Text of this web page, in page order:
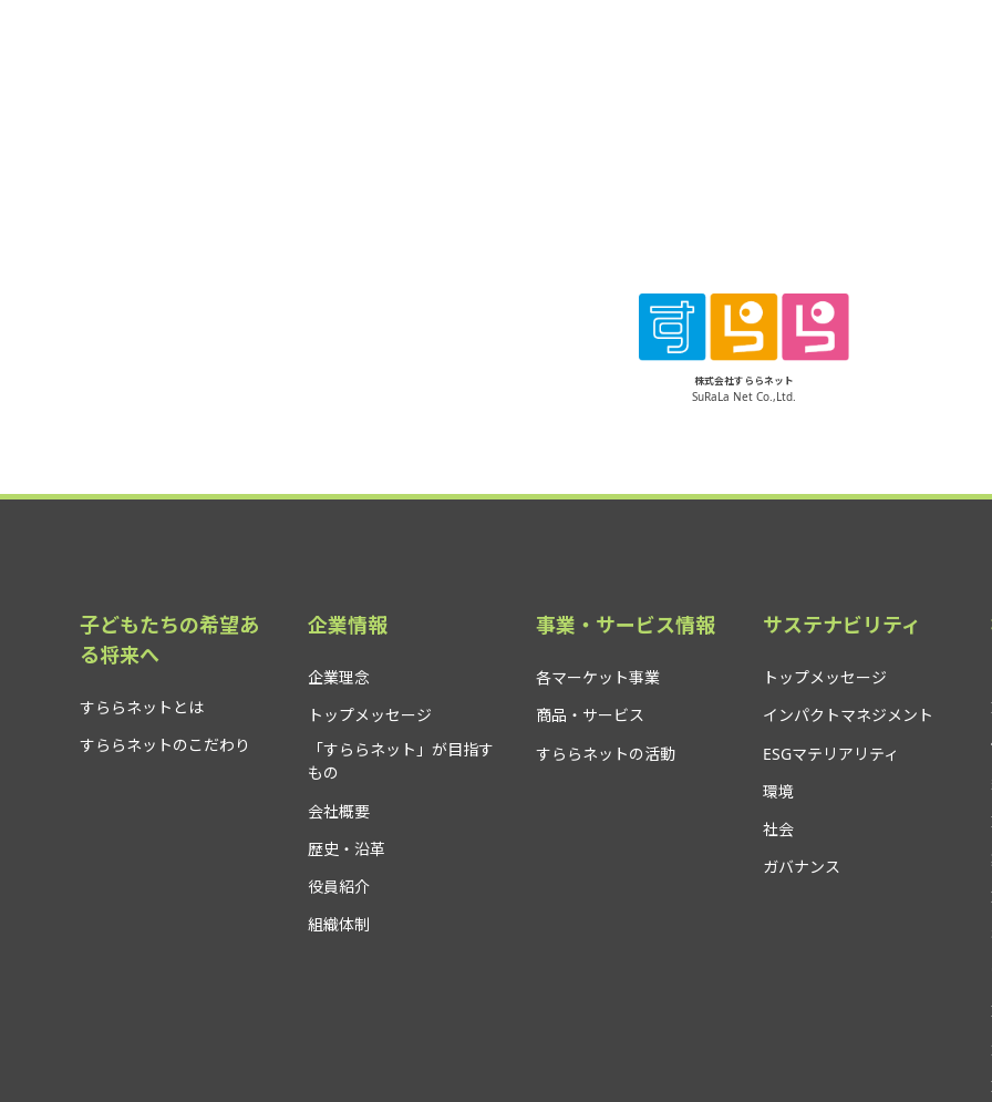
株式会社すららネット
SuRaLa Net Co.,Ltd.
子どもたちの希望あ
る将来へ
すららネットとは
すららネットのこだわり
企業情報
企業理念
トップメッセージ
「すららネット」が目指す
もの
会社概要
歴史・沿革
役員紹介
組織体制
事業・サービス情報
各マーケット事業
商品・サービス
すららネットの活動
サステナビリティ
トップメッセージ
インパクトマネジメント
ESGマテリアリティ
環境
社会
ガバナンス